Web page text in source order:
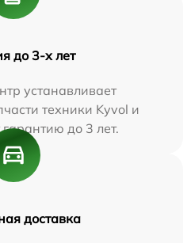
до 3-х лет
устанавливает
техники Kyvol и
до 3 лет.
доставка